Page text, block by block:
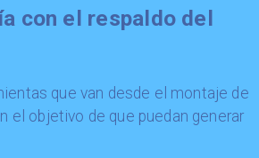
con el respaldo del
que van desde el montaje de
el objetivo de que puedan generar